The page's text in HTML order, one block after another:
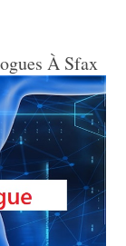
À Sfax